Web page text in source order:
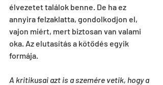
élvezetet találok benne. De ha ez
annyira felzaklatta, gondolkodjon el,
vajon miért, mert biztosan van valami
oka. Az elutasítás a kötődés egyik
formája.
A kritikusai azt is a szemére vetik, hogy a